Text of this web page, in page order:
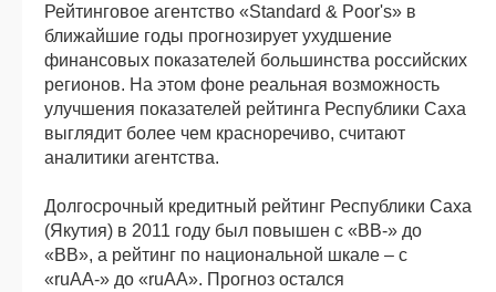
Рейтинговое агентство «Standard & Poor's» в
ближайшие годы прогнозирует ухудшение
финансовых показателей большинства российских
регионов. На этом фоне реальная возможность
улучшения показателей рейтинга Республики Саха
выглядит более чем красноречиво, считают
аналитики агентства.
Долгосрочный кредитный рейтинг Республики Саха
(Якутия) в 2011 году был повышен с «ВВ-» до
«ВВ», а рейтинг по национальной шкале – с
«ruAA-» до «ruAA». Прогноз остался